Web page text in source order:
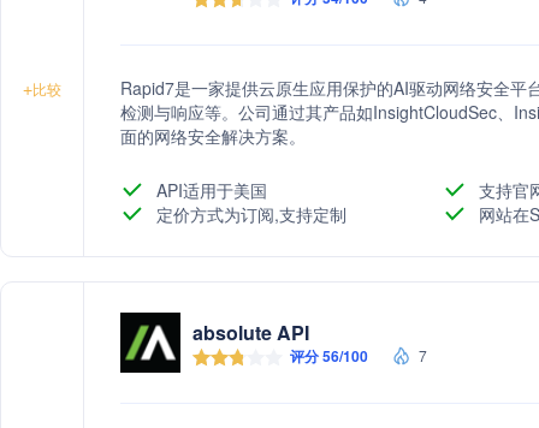
+比较
Rapid7是一家提供云原生应用保护的AI驱动网络安全
检测与响应等。公司通过其产品如InsightCloudSec、
面的网络安全解决方案。
API适用于美国
支持官
定价方式为订阅,支持定制
网站在
absolute API
评分 56/100 7